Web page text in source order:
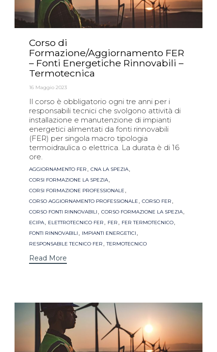
Corso di
Formazione/Aggiornamento FER
– Fonti Energetiche Rinnovabili –
Termotecnica
16 Maggio 2023
Il corso è obbligatorio ogni tre anni per i
responsabili tecnici che svolgono attività di
installazione e manutenzione di impianti
energetici alimentati da fonti rinnovabili
(FER) per singola macro tipologia
termoidraulica o elettrica. La durata è di 16
ore.
Tags
AGGIORNAMENTO FER , CNA LA SPEZIA,
CORSI FORMAZIONE LA SPEZIA,
CORSI FORMAZIONE PROFESSIONALE ,
CORSO AGGIORNAMENTO PROFESSIONALE , CORSO FER ,
CORSO FONTI RINNOVABILI , CORSO FORMAZIONE LA SPEZIA,
ECIPA, ELETTROTECNICO FER , FER , FER TERMOTECNICO,
FONTI RINNOVABILI , IMPIANTI ENERGETICI ,
RESPONSABILE TECNICO FER ,TERMOTECNICO
Read More